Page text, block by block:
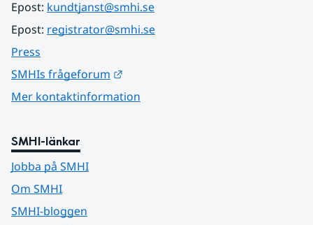
Epost: kundtjanst@smhi.se
Epost: registrator@smhi.se
Press
SMHIs frågeforum
Mer kontaktinformation
SMHI-länkar
Jobba på SMHI
Om SMHI
SMHI-bloggen